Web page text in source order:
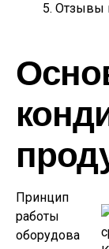
Отзывы
Принцип
работы
оборудова